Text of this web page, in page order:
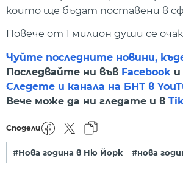
които ще бъдат поставени в
Повече от 1 милион души се
Чуйте последните новини,
Последвайте ни във Facebook и
Следете и канала на БНТ в
Вече може да ни гледате и в
Сподели
#Нова година в Ню Йорк #нова